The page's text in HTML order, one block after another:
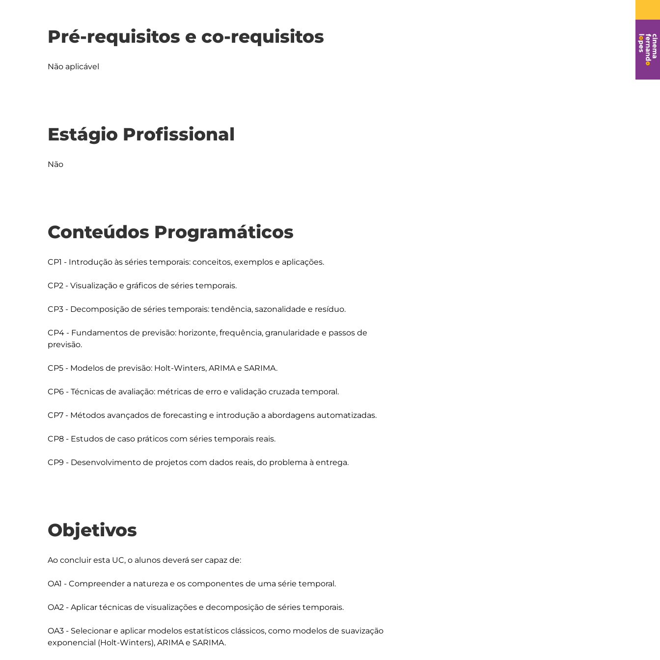
Pré-requisitos e co-requisitos
Não aplicável
Estágio Profissional
Não
Conteúdos Programáticos
CP1 - Introdução às séries temporais: conceitos, exemplos e aplicações.
CP2 - Visualização e gráficos de séries temporais.
CP3 - Decomposição de séries temporais: tendência, sazonalidade e resíduo.
CP4 - Fundamentos de previsão: horizonte, frequência, granularidade e passos de
previsão.
CP5 - Modelos de previsão: Holt-Winters, ARIMA e SARIMA.
CP6 - Técnicas de avaliação: métricas de erro e validação cruzada temporal.
CP7 - Métodos avançados de forecasting e introdução a abordagens automatizadas.
CP8 - Estudos de caso práticos com séries temporais reais.
Objetivos
Ao concluir esta UC, o alunos deverá ser capaz de:
OA1 - Compreender a natureza e os componentes de uma série temporal.
OA2 - Aplicar técnicas de visualizações e decomposição de séries temporais.
OA3 - Selecionar e aplicar modelos estatísticos clássicos, como modelos de suavização
exponencial (Holt-Winters), ARIMA e SARIMA.